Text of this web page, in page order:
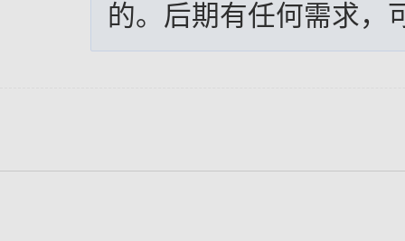
的。后期有任何需求，